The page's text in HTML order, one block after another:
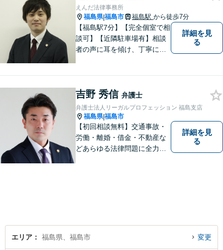
えんだ法律事務所
福島県|福島市 福島駅 から徒歩7分
【福島駅7分】【完全個室で相
談可】【近隣駐車場有】相談
者の声に耳を傾け、丁寧にわ
った」と思っていただけるよ
うに全力を尽くしていきま
す。
詳細を見
る
吉野 秀信 弁護士
弁護士法人リーガルプロフェッション 福島支店
福島県|福島市
【初回相談無料】交通事故・
労働・離婚・借金・不動産な
どあらゆる法律問題に全力を
詳細を見
る
エリア 福島県、福島市 変更